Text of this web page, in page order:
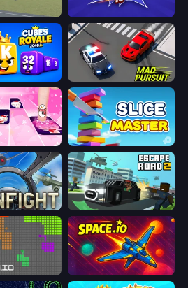
Royale Mad Pursuit
Slice Master
Escape Road 2
Space.io